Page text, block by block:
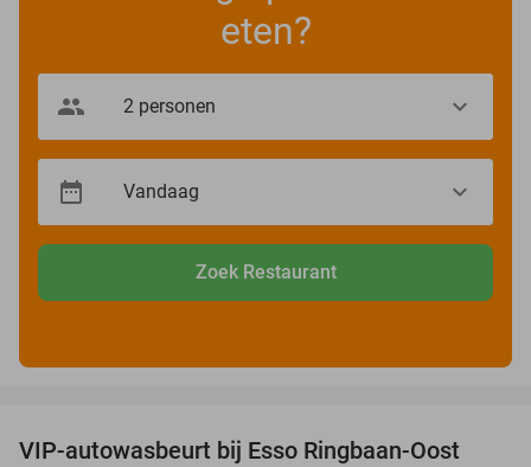
eten?
Zoek Restaurant
VIP-autowasbeurt bij Esso Ringbaan-Oost